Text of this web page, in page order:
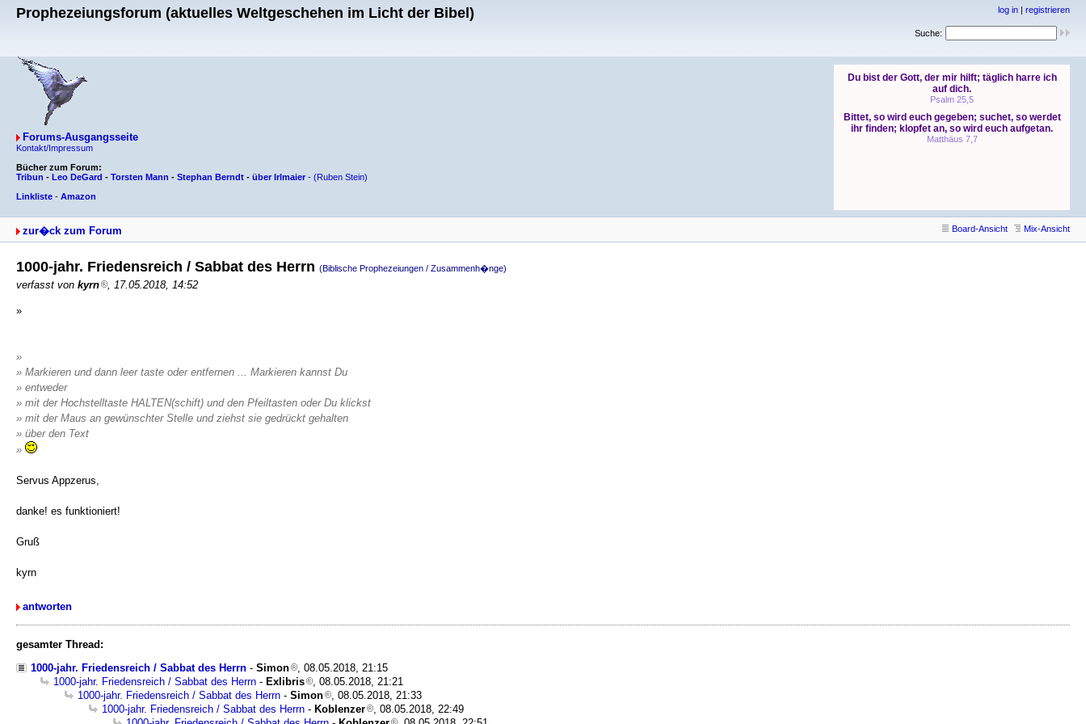
Prophezeiungsforum (aktuelles Weltgeschehen im Licht der Bibel)
Forums-Ausgangsseite
Kontakt/Impressum
Bücher zum Forum:
Tribun - Leo DeGard - Torsten Mann - Stephan Berndt - über Irlmaier - (Ruben Stein)
Linkliste - Amazon
log in | registrieren
Suche:
zur�ck zum Forum Board-Ansicht Mix-Ansicht
1000-jahr. Friedensreich / Sabbat des Herrn (Biblische Prophezeiungen / Zusammenh�nge)
verfasst von kyrn , 17.05.2018, 14:52
»
»
» Markieren und dann leer taste oder entfernen ... Markieren kannst Du
» entweder
» mit der Hochstelltaste HALTEN(schift) und den Pfeiltasten oder Du klickst
» mit der Maus an gewünschter Stelle und ziehst sie gedrückt gehalten
» über den Text
»
Servus Appzerus,
danke! es funktioniert!
Gruß
kyrn
antworten
gesamter Thread:
1000-jahr. Friedensreich / Sabbat des Herrn - Simon
, 08.05.2018, 21:15
1000-jahr. Friedensreich / Sabbat des Herrn - Exlibris
, 08.05.2018, 21:21
1000-jahr. Friedensreich / Sabbat des Herrn - Simon
, 08.05.2018, 21:33
1000-jahr. Friedensreich / Sabbat des Herrn - Koblenzer
, 08.05.2018, 22:49